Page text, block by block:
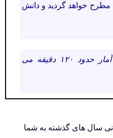
۱۵ تا ۲۰ سوال مطرح خواهد گردید و دانش
وقت امتحان نهایی ریاضی و آمار حدود ۱۲۰ دقیقه می
سال های گذشته به شما